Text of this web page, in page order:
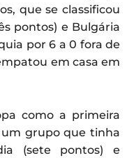
que se classificou
pontos) e Bulgária
por 6 a 0 fora de
em casa em
como a primeira
um grupo que tinha
(sete pontos) e